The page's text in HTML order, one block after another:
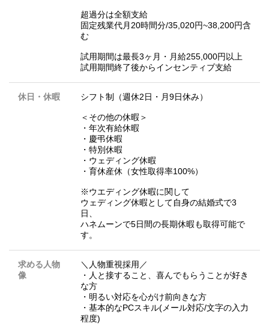
超過分は全額支給
固定残業代月20時間分/35,020円~38,200円含
む
試用期間は最長3ヶ月・月給255,000円以上
試用期間終了後からインセンティブ支給
休日・休暇 シフト制（週休2日・月9日休み）
＜その他の休暇＞
・年次有給休暇
・慶弔休暇
・特別休暇
・ウェディング休暇
・育休産休（女性取得率100%）
※ウエディング休暇に関して
ウェディング休暇として自身の結婚式で3
日、
ハネムーンで5日間の長期休暇も取得可能で
す。
求める人物
像
＼人物重視採用／
・人と接すること、喜んでもらうことが好き
な方
・明るい対応を心がけ前向きな方
・基本的なPCスキル(メール対応/文字の入力
程度)